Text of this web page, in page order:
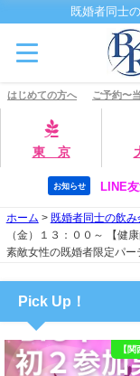
既婚者同士
はじめての方へ ご予約〜
東 京
お知らせ LINE
ホーム > 既婚者同士の飲み
（金）１３：００～ 【健
素敵女性の既婚者限定パー
Pick Up！
【